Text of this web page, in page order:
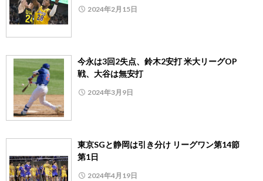
2024年2月15日
今永は3回2失点、鈴木2安打 米大リーグOP
戦、大谷は無安打
2024年3月9日
東京SGと静岡は引き分け リーグワン第14節
第1日
2024年4月19日